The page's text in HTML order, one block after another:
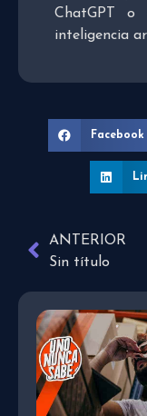
ChatGPT o
inteligencia
Facebook
ANTERIOR
Sin título